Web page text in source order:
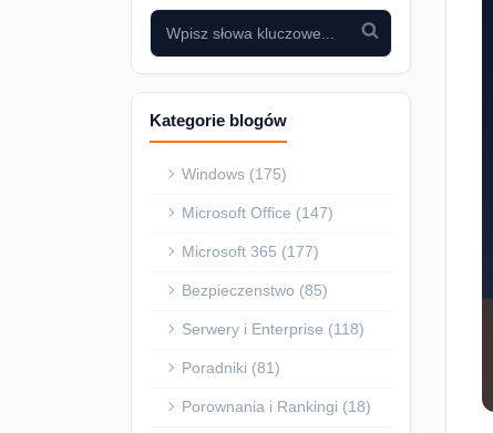
Kategorie blogów
Windows (175)
Microsoft Office (147)
Microsoft 365 (177)
Bezpieczenstwo (85)
Serwery i Enterprise (118)
Poradniki (81)
Porownania i Rankingi (18)